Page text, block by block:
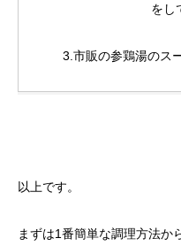
をし
3.市販の参鶏湯のス
以上です。
まずは1番簡単な調理方法か